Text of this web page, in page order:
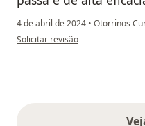
4 de abril de 2024 • Otorrinos
na opinião do utilizador Jade Provin
Solicitar revisão